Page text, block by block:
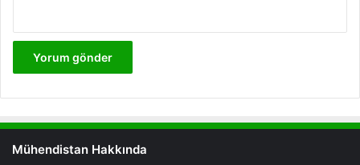
Mühendistan Hakkında